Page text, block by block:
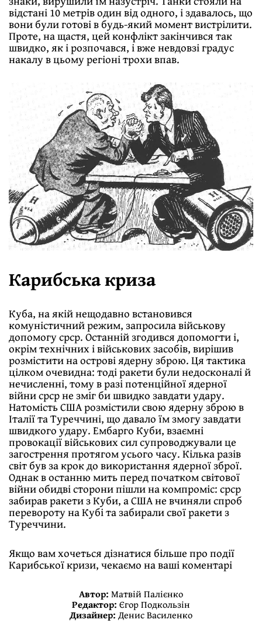
відстані 10 метрів один від одного, і здавалось, що
вони були готові в будь-який момент вистрілити.
Проте, на щастя, цей конфлікт закінчився так
швидко, як і розпочався, і вже невдовзі градус
накалу в цьому регіоні трохи впав.
Карибська криза
Куба, на якій нещодавно встановився
комуністичний режим, запросила військову
допомогу срср. Останній згодився допомогти і,
окрім технічних і військових засобів, вирішив
розмістити на острові ядерну зброю. Ця тактика
цілком очевидна: тоді ракети були недосконалі й
нечисленні, тому в разі потенційної ядерної
війни срср не зміг би швидко завдати удару.
Натомість США розмістили свою ядерну зброю в
Італії та Туреччині, що давало їм змогу завдати
швидкого удару. Ембарго Куби, взаємні
провокації військових сил супроводжували це
загострення протягом усього часу. Кілька разів
світ був за крок до використання ядерної зброї.
Однак в останню мить перед початком світової
війни обидві сторони пішли на компроміс: срср
забирав ракети з Куби, а США не вчиняли спроб
перевороту на Кубі та забирали свої ракети з
Туреччини.
Якщо вам хочеться дізнатися більше про події
Карибської кризи, чекаємо на ваші коментарі
Автор: Матвій Палієнко
Редактор: Єгор Подкользін
Дизайнер: Денис Василенко